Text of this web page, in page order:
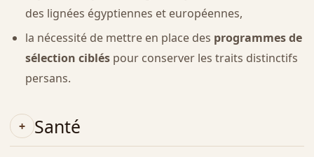
des lignées égyptiennes et européennes,
la nécessité de mettre en place des programmes de
sélection cibléspour conserver les traits distinctifs
persans.
Santé